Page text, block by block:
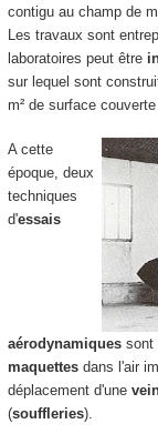
contigu au champ de
Les travaux sont
laboratoires peut être
sur lequel sont
m² de surface
A cette
époque, deux
techniques
d'essais
aérodynamiques sont
maquettesdans l'air
déplacement d'une
(souffleries).